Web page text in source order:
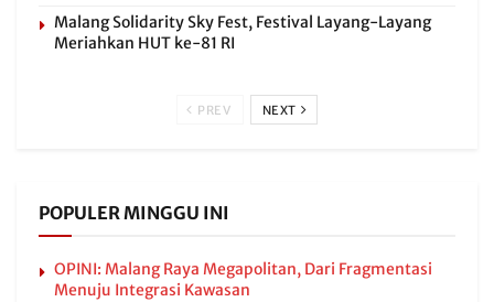
Malang Solidarity Sky Fest, Festival Layang-Layang
Meriahkan HUT ke-81 RI
PREV NEXT
POPULER MINGGU INI
OPINI: Malang Raya Megapolitan, Dari Fragmentasi
Menuju Integrasi Kawasan